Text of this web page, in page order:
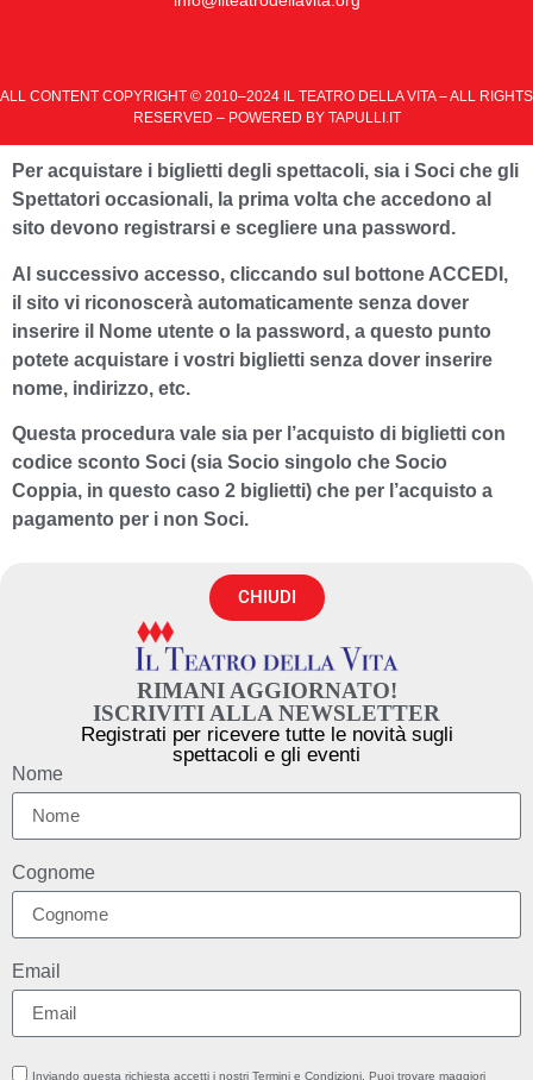
ALL CONTENT COPYRIGHT © 2010–2024 IL TEATRO DELLA VITA – ALL RIGHTS
RESERVED – POWERED BY TAPULLI.IT
Per acquistare i biglietti degli spettacoli, sia i Soci che gli
Spettatori occasionali, la prima volta che accedono al
sito devono registrarsi e scegliere una password.
Al successivo accesso, cliccando sul bottone ACCEDI,
il sito vi riconoscerà automaticamente senza dover
inserire il Nome utente o la password, a questo punto
potete acquistare i vostri biglietti senza dover inserire
nome, indirizzo, etc.
Questa procedura vale sia per l’acquisto di biglietti con
codice sconto Soci (sia Socio singolo che Socio
Coppia, in questo caso 2 biglietti) che per l’acquisto a
pagamento per i non Soci.
CHIUDI
RIMANI AGGIORNATO!
ISCRIVITI ALLA NEWSLETTER
Registrati per ricevere tutte le novità sugli
spettacoli e gli eventi
Nome
Cognome
Email
Inviando questa richiesta accetti i nostri Termini e Condizioni. Puoi trovare maggiori